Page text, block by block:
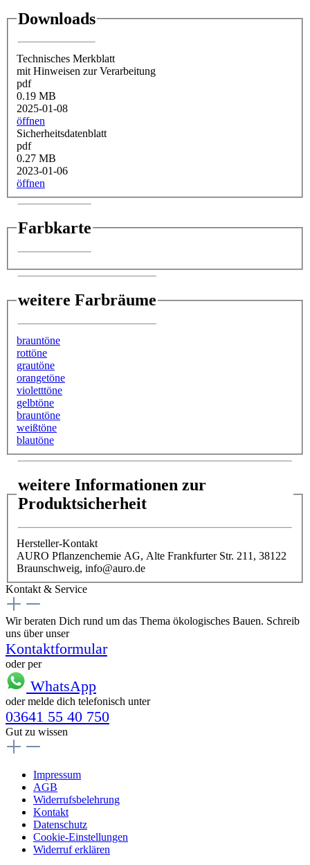
Downloads
Technisches Merkblatt
mit Hinweisen zur Verarbeitung
pdf
0.19 MB
2025-01-08
öffnen
Sicherheitsdatenblatt
pdf
0.27 MB
2023-01-06
öffnen
Farbkarte
weitere Farbräume
brauntöne
rottöne
grautöne
orangetöne
violetttöne
gelbtöne
brauntöne
weißtöne
blautöne
weitere Informationen zur
Produktsicherheit
Hersteller-Kontakt
AURO Pflanzenchemie AG, Alte Frankfurter Str. 211, 38122
Braunschweig, info@auro.de
Kontakt & Service
Wir beraten Dich rund um das Thema ökologisches Bauen. Schreib
uns über unser
Kontaktformular
oder per
WhatsApp
oder melde dich telefonisch unter
03641 55 40 750
Gut zu wissen
Impressum
AGB
Widerrufsbelehrung
Kontakt
Datenschutz
Cookie-Einstellungen
Widerruf erklären